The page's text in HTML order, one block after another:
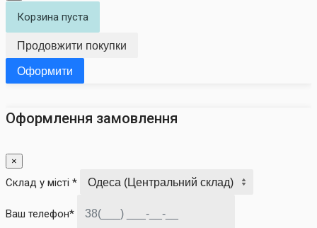
Корзина пуста
Продовжити покупки
Оформити
Оформлення замовлення
×
Склад у місті *
Ваш телефон*